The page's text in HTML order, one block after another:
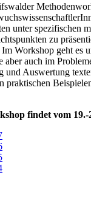
unter spezifischen
zu
Workshop geht es
aber auch im
und Auswertung
praktischen
findet vom